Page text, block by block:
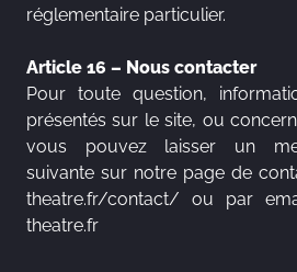
réglementaire particulier.
Article 16 – Nous contacter
Pour toute question,
présentés sur le site, ou
vous pouvez laisser un
suivante sur notre page de
theatre.fr/contact/ ou par
theatre.fr